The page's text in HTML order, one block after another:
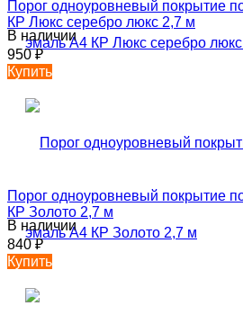
Порог одноуровневый покрытие
КР Люкс серебро люкс 2,7 м
В наличии
950₽
Купить
Порог одноуровневый покрытие
КР Золото 2,7 м
В наличии
840₽
Купить